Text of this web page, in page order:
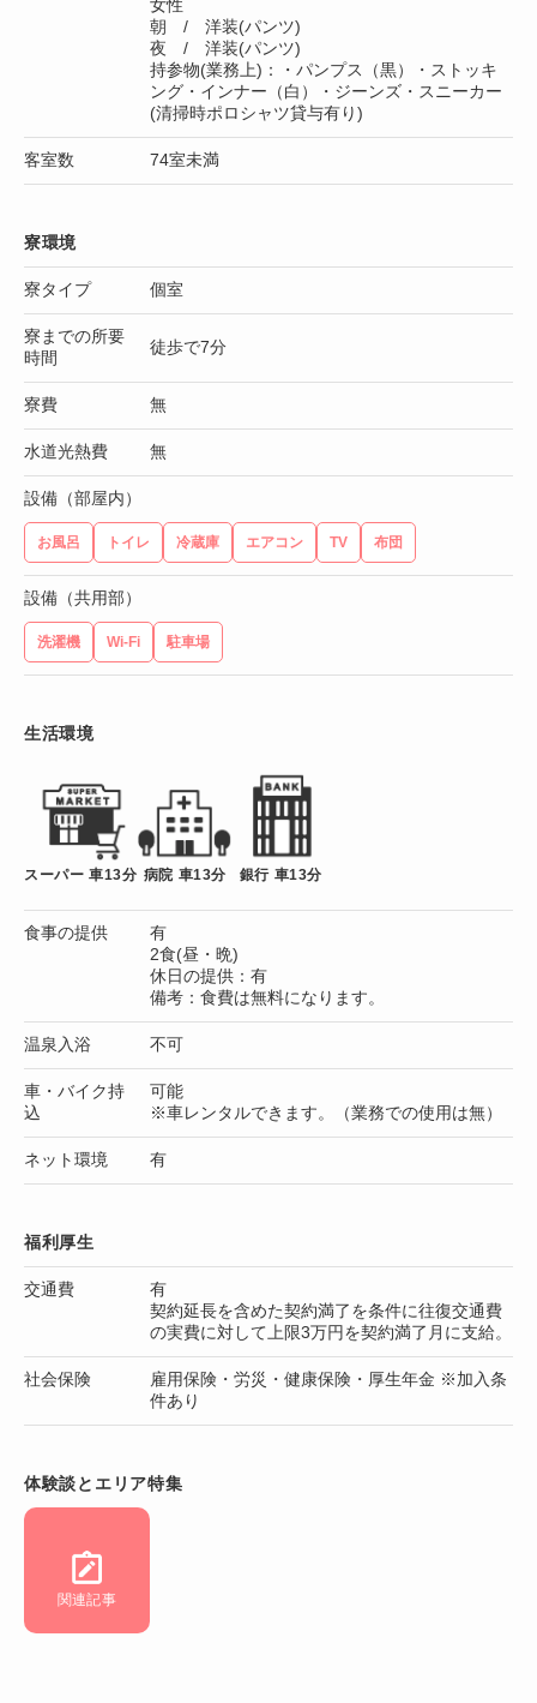
女性
朝 / 洋装(パンツ)
夜 / 洋装(パンツ)
持参物(業務上)：・パンプス（黒）・ストッキ
ング・インナー（白）・ジーンズ・スニーカー
(清掃時ポロシャツ貸与有り)
客室数 74室未満
寮環境
寮タイプ 個室
寮までの所要
時間
徒歩で7分
寮費 無
水道光熱費 無
設備（部屋内）
お風呂 トイレ 冷蔵庫 エアコン TV 布団
設備（共用部）
洗濯機 Wi-Fi 駐車場
生活環境
スーパー 車13分 病院 車13分 銀行 車13分
食事の提供
有
2食(昼・晩)
休日の提供：有
備考：食費は無料になります。
温泉入浴 不可
車・バイク持
込
可能
※車レンタルできます。（業務での使用は無）
ネット環境 有
福利厚生
交通費
有
契約延長を含めた契約満了を条件に往復交通費
の実費に対して上限3万円を契約満了月に支給。
社会保険
雇用保険・労災・健康保険・厚生年金 ※加入条
件あり
体験談とエリア特集
関連記事